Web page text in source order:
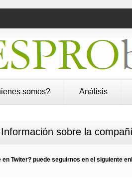
somos? Análisis
sobre la
en Twiter? puede seguirnos en el siguiente